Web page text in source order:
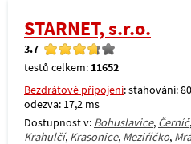
STARNET, s.r.o.
3.7
testů celkem: 11652
Bezdrátové připojení: stahování:
odezva: 17,2 ms
Dostupnost v: Bohuslavice, Černíč,
Krahulčí, Krasonice, Meziříčko,